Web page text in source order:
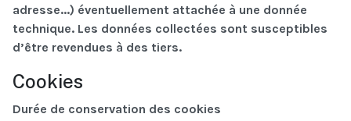
adresse...) éventuellement attachée à une donnée
technique. Les données collectées sont susceptibles
d’être revendues à des tiers.
Cookies
Durée de conservation des cookies